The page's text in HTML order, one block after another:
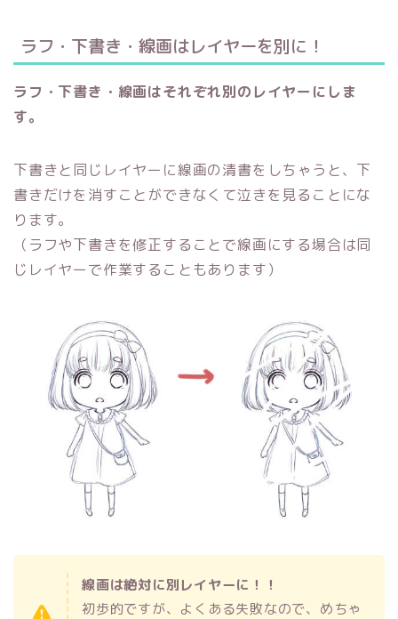
ラフ・下書き・線画はレイヤーを別に！
ラフ・下書き・線画はそれぞれ別のレイヤーにしま
す。
下書きと同じレイヤーに線画の清書をしちゃうと、下
書きだけを消すことができなくて泣きを見ることにな
ります。
（ラフや下書きを修正することで線画にする場合は同
じレイヤーで作業することもあります）
線画は絶対に別レイヤーに！！
初歩的ですが、よくある失敗なので、めちゃ